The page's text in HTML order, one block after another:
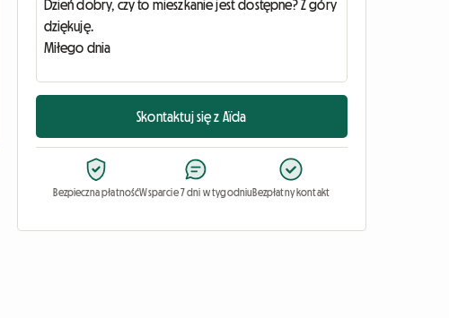
Skontaktuj się z Aïda
Bezpieczna płatnośćWsparcie 7 dni w tygodniuBezpłatny kontakt